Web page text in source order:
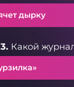
дырку
Какой